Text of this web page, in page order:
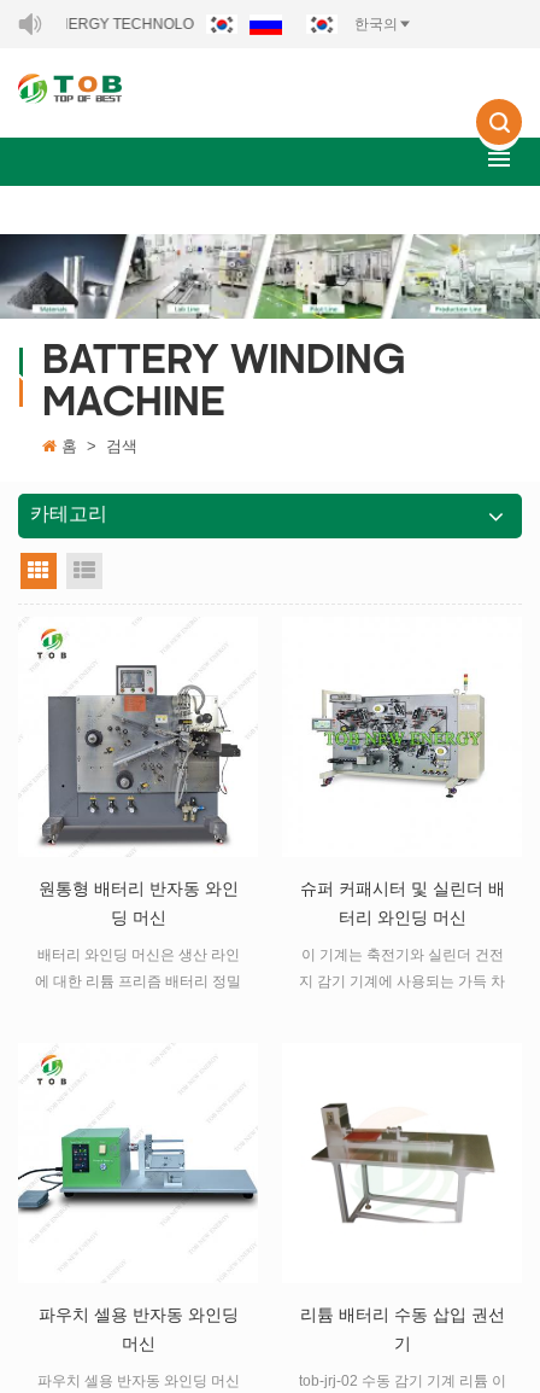
TECHNOLOGY CO., LTD.. 한국의
BATTERY WINDING
MACHINE
홈 > 검색
카테고리
그리드 뷰
원통형 배터리 반자동 와인
딩 머신
배터리 와인딩 머신은 생산 라인
에 대한 리튬 프리즘 배터리 정밀
슈퍼 커패시터 및 실린더 배
터리 와인딩 머신
이 기계는 축전기와 실린더 건전
지 감기 기계에 사용되는 가득 차
파우치 셀용 반자동 와인딩
머신
파우치 셀용 반자동 와인딩 머신
리튬 배터리 수동 삽입 권선
기
tob-jrj-02 수동 감기 기계 리튬 이